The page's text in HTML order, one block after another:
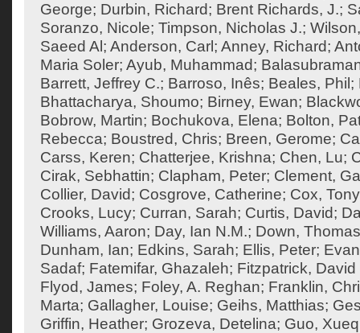
George; Durbin, Richard; Brent Richards, J.;
Soranzo, Nicole; Timpson, Nicholas J.;
Saeed Al ; Anderson, Carl ; Anney, Richard;
Maria Soler; Ayub, Muhammad;
Barrett, Jeffrey C.; Barroso, Inês; Beales, Phil ;
Bhattacharya, Shoumo; Birney, Ewan;
Bobrow, Martin; Bochukova, Elena; Bolton,
Rebecca; Boustred, Chris; Breen, Gerome;
Carss, Keren; Chatterjee, Krishna; Chen, Lu;
Cirak, Sebhattin; Clapham, Peter; Clement,
Collier, David; Cosgrove, Catherine; Cox, Tony
Crooks, Lucy; Curran, Sarah; Curtis, David;
Williams, Aaron; Day, Ian N.M.; Down, Thomas
Dunham, Ian; Edkins, Sarah; Ellis, Peter;
Sadaf; Fatemifar, Ghazaleh; Fitzpatrick, David
Flyod, James; Foley, A. Reghan; Franklin,
Marta; Gallagher, Louise; Geihs, Matthias;
Griffin, Heather; Grozeva, Detelina; Guo,